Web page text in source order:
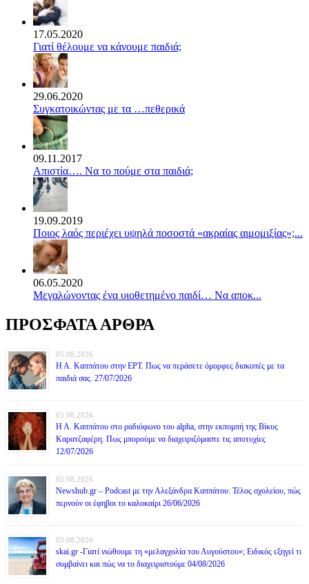
17.05.2020
Γιατί θέλουμε να κάνουμε παιδιά;
29.06.2020
Συγκατοικώντας με τα …πεθερικά
09.11.2017
Απιστία…. Να το πούμε στα παιδιά;
19.09.2019
Ποιος λαός περιέχει υψηλά ποσοστά «ακραίας αιμομιξίας»;...
06.05.2020
Mεγαλώνοντας ένα υιοθετημένο παιδί… Να αποκ...
ΠΡΟΣΦΑΤΑ ΑΡΘΡΑ
05.08.2026
Η Α. Καππάτου στην ΕΡΤ. Πως να περάσετε όμορφες διακοπές με τα
παιδιά σας. 27/07/2026
05.08.2026
Η Α. Καππάτου στο ραδιόφωνο του alpha, στην εκπομπή της Βίκυς
Καρατζαφέρη. Πως μπορούμε να διαχειριζόμαστε τις αποτυχίες
12/07/2026
05.08.2026
Newshub.gr – Podcast με την Αλεξάνδρα Καππάτου: Τέλος σχολείου, πώς
περνούν οι έφηβοι το καλοκαίρι 26/06/2026
05.08.2026
skai.gr -Γιατί νιώθουμε τη «μελαγχολία του Αυγούστου»; Ειδικός εξηγεί τι
συμβαίνει και πώς να το διαχειριστούμε 04/08/2026